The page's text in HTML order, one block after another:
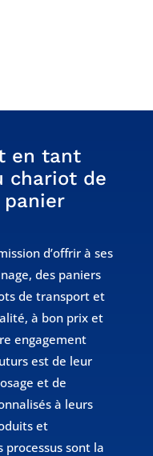
en tant
chariot de
panier
d’offrir à ses
des paniers
de transport et
à bon prix et
engagement
est de leur
et de
à leurs
et
processus sont la